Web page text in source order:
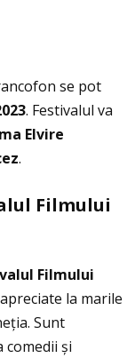
se pot
. Festivalul va
Elvire
.
Filmului
Filmului
la marile
Sunt
comedii și